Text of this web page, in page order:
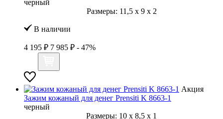
черный
Размеры: 11,5 x 9 x 2
В наличии
4 195 ₽ 7 985 ₽ - 47%
Акция
Зажим кожаный для денег Prensiti K 8663-1
черный
Размеры: 10 x 8,5 x 1